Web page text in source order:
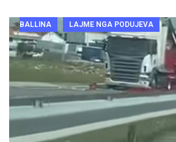
BALLINA LAJME NGA PODUJEVA